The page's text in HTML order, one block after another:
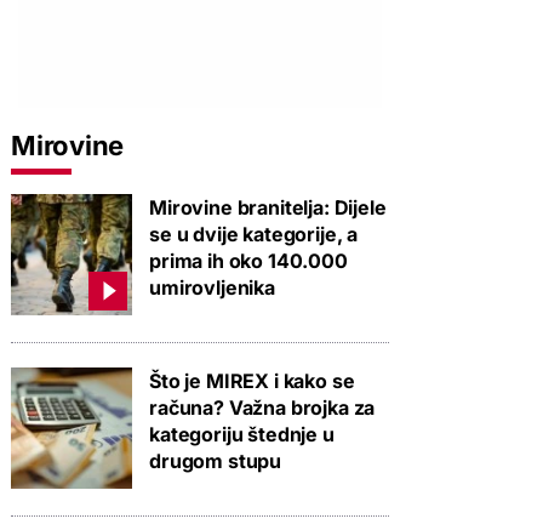
Mirovine
Mirovine branitelja: Dijele
se u dvije kategorije, a
prima ih oko 140.000
umirovljenika
Što je MIREX i kako se
računa? Važna brojka za
kategoriju štednje u
drugom stupu